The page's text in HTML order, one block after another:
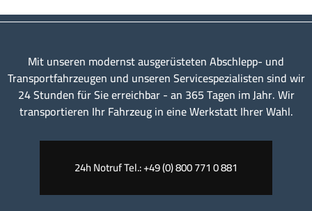
Mit unseren modernst ausgerüsteten Abschlepp- und
Transportfahrzeugen und unseren Servicespezialisten sind wir
24 Stunden für Sie erreichbar - an 365 Tagen im Jahr. Wir
transportieren Ihr Fahrzeug in eine Werkstatt Ihrer Wahl.
24h Notruf Tel.: +49 (0) 800 771 0 881